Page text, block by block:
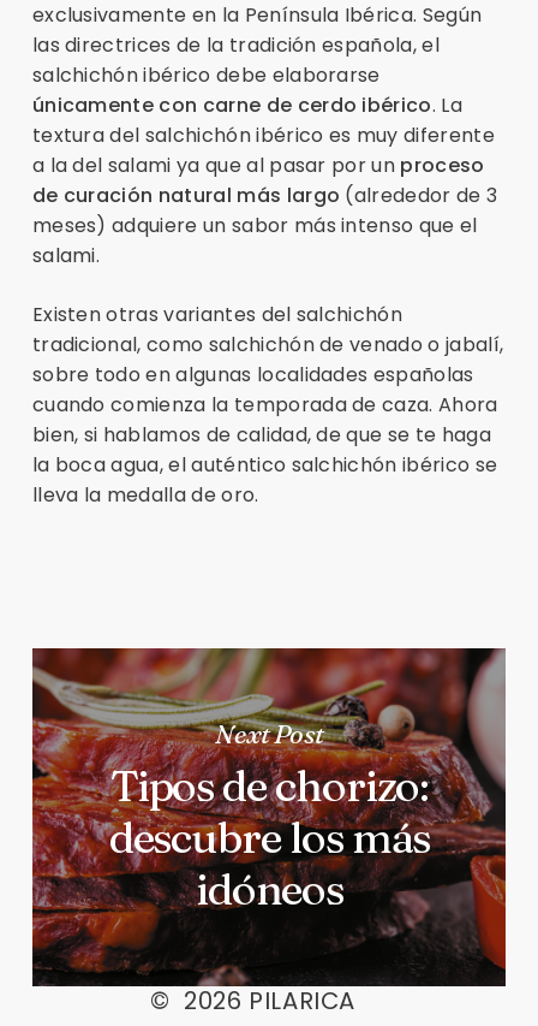
exclusivamente en la Península Ibérica. Según
las directrices de la tradición española, el
salchichón ibérico debe elaborarse
únicamente con carne de cerdo ibérico. La
textura del salchichón ibérico es muy diferente
a la del salami ya que al pasar por un proceso
de curación natural más largo (alrededor de 3
meses) adquiere un sabor más intenso que el
salami.
Existen otras variantes del salchichón
tradicional, como salchichón de venado o jabalí,
sobre todo en algunas localidades españolas
cuando comienza la temporada de caza. Ahora
bien, si hablamos de calidad, de que se te haga
la boca agua, el auténtico salchichón ibérico se
lleva la medalla de oro.
Next Post
Tipos de chorizo:
descubre los más
idóneos
© 2026 PILARICA